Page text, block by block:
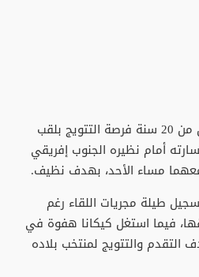
ضيع المنتخب الوطني لأقل من 20 سنة فرصة التتويج بلقب
أمام نظيره الجنوب إفريقي
مساء الأحد، بهدف نظيف.
طيلة مجريات اللقاء رغم
فيما استغل كيكانا هفوة في
والتتويج لمنتخب بلاده